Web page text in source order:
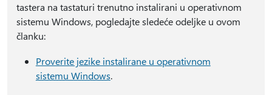
tastera na tastaturi trenutno instalirani u operativnom
sistemu Windows, pogledajte sledeće odeljke u ovom
članku:
Proverite jezike instalirane u operativnom
sistemu Windows.